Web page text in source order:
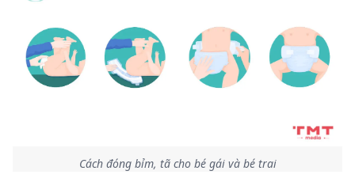
Cách đóng bỉm, tã cho bé gái và bé trai